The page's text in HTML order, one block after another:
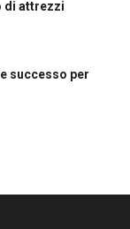
di attrezzi
successo per